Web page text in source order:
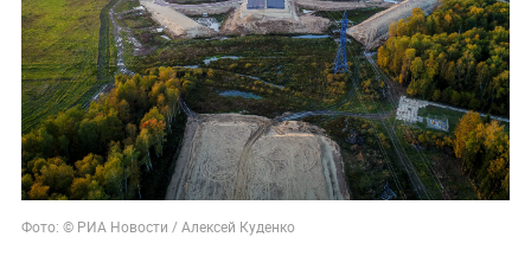
Фото: © РИА Новости / Алексей Куденко